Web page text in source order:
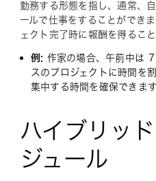
勤務する形態を指し、通常、
ールで仕事をすることができ
ェクト完了時に報酬を得るこ
例: 作家の場合、午前中は
スのプロジェクトに時間を
集中する時間を確保できます
ハイブリッ
ジュール